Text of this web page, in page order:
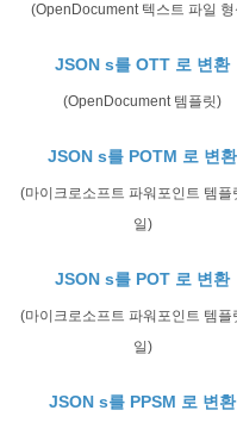
(OpenDocument 텍스트 파일
JSON s를 OTT 로 변환
(OpenDocument 템플릿)
JSON s를 POTM 로 변환
(마이크로소프트 파워포인트 템플
일)
JSON s를 POT 로 변환
(마이크로소프트 파워포인트 템플
일)
JSON s를 PPSM 로 변환